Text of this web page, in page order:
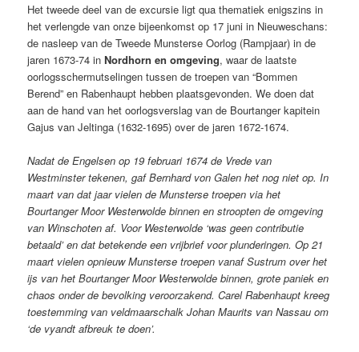
Het tweede deel van de excursie ligt qua thematiek enigszins in
het verlengde van onze bijeenkomst op 17 juni in Nieuweschans:
de nasleep van de Tweede Munsterse Oorlog (Rampjaar) in de
jaren 1673-74 inNordhorn en omgeving, waar de laatste
oorlogsschermutselingen tussen de troepen van “Bommen
Berend” en Rabenhaupt hebben plaatsgevonden. We doen dat
aan de hand van het oorlogsverslag van de Bourtanger kapitein
Gajus van Jeltinga (1632-1695) over de jaren 1672-1674.
Nadat de Engelsen op 19 februari 1674 de Vrede van
Westminster tekenen, gaf Bernhard von Galen het nog niet op. In
maart van dat jaar vielen de Munsterse troepen via het
Bourtanger Moor Westerwolde binnen en stroopten de omgeving
van Winschoten af. Voor Westerwolde ‘was geen contributie
betaald’ en dat betekende een vrijbrief voor plunderingen. Op 21
maart vielen opnieuw Munsterse troepen vanaf Sustrum over het
ijs van het Bourtanger Moor Westerwolde binnen, grote paniek en
chaos onder de bevolking veroorzakend. Carel Rabenhaupt kreeg
toestemming van veldmaarschalk Johan Maurits van Nassau om
‘de vyandt afbreuk te doen’.